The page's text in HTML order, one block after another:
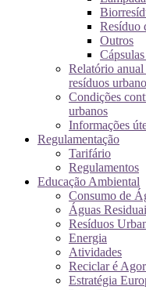
Resíduo
Outros
Relatório anual
resíduos
Condições
urbanos
Informações
Regulamentação
Tarifário
Regulamentos
Educação Ambiental
Consumo de
Águas
Resíduos
Energia
Atividades
Reciclar é
Estratégia